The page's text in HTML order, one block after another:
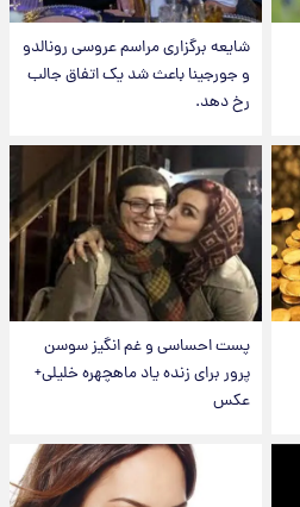
شایعه برگزاری مراسم عروسی رونالدو
و جورجینا باعث شد یک اتفاق جالب
رخ دهد.
پست احساسی و غم انگیز سوسن
پرور برای زنده یاد ماهچهره خلیلی+
عکس